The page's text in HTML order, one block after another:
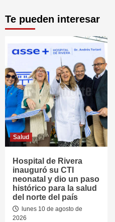
Te pueden interesar
Salud
Hospital de Rivera
inauguró su CTI
neonatal y dio un paso
histórico para la salud
del norte del país
lunes 10 de agosto de
2026